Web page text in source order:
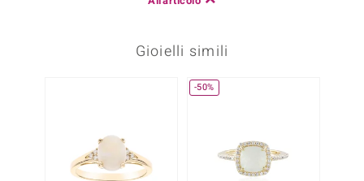
Gioielli simili
-50%